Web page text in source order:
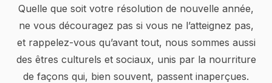
Quelle que soit votre résolution de nouvelle année,
ne vous découragez pas si vous ne l’atteignez pas,
et rappelez-vous qu’avant tout, nous sommes aussi
des êtres culturels et sociaux, unis par la nourriture
de façons qui, bien souvent, passent inaperçues.